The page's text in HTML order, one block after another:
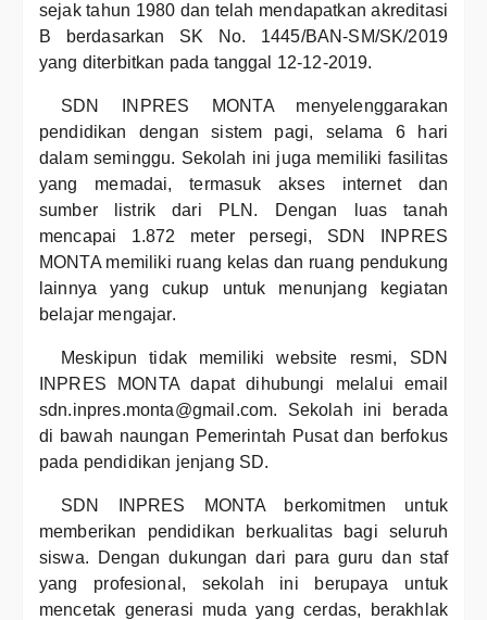
sejak tahun 1980 dan telah mendapatkan akreditasi
B berdasarkan SK No. 1445/BAN-SM/SK/2019
yang diterbitkan pada tanggal 12-12-2019.
SDN INPRES MONTA menyelenggarakan
pendidikan dengan sistem pagi, selama 6 hari
dalam seminggu. Sekolah ini juga memiliki fasilitas
yang memadai, termasuk akses internet dan
sumber listrik dari PLN. Dengan luas tanah
mencapai 1.872 meter persegi, SDN INPRES
MONTA memiliki ruang kelas dan ruang pendukung
lainnya yang cukup untuk menunjang kegiatan
belajar mengajar.
Meskipun tidak memiliki website resmi, SDN
INPRES MONTA dapat dihubungi melalui email
sdn.inpres.monta@gmail.com. Sekolah ini berada
di bawah naungan Pemerintah Pusat dan berfokus
pada pendidikan jenjang SD.
SDN INPRES MONTA berkomitmen untuk
memberikan pendidikan berkualitas bagi seluruh
siswa. Dengan dukungan dari para guru dan staf
yang profesional, sekolah ini berupaya untuk
mencetak generasi muda yang cerdas, berakhlak